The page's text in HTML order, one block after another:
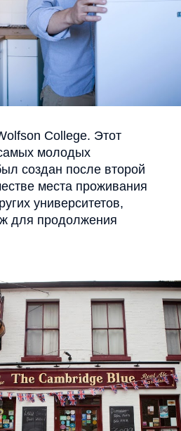
College. Этот
молодых
создан после второй
места проживания
университетов,
для продолжения